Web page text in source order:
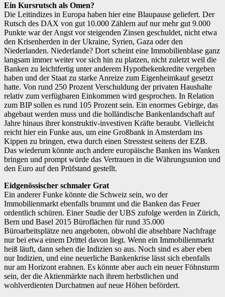
Ein Kursrutsch als Omen?
Die Leitindizes in Europa haben hier eine Blaupause geliefert. Der
Rutsch des DAX von gut 10.000 Zählern auf nur mehr gut 9.000
Punkte war der Angst vor steigenden Zinsen geschuldet, nicht etwa
den Krisenherden in der Ukraine, Syrien, Gaza oder den
Niederlanden. Niederlande? Dort scheint eine Immobilienblase ganz
langsam immer weiter vor sich hin zu platzen, nicht zuletzt weil die
Banken zu leichtfertig unter anderem Hypothekenkredite vergeben
haben und der Staat zu starke Anreize zum Eigenheimkauf gesetzt
hatte. Von rund 250 Prozent Verschuldung der privaten Haushalte
relativ zum verfügbaren Einkommen wird gesprochen. In Relation
zum BIP sollen es rund 105 Prozent sein. Ein enormes Gebirge, das
abgebaut werden muss und die holländische Bankenlandschaft auf
Jahre hinaus ihrer konstruktiv-investiven Kräfte beraubt. Vielleicht
reicht hier ein Funke aus, um eine Großbank in Amsterdam ins
Kippen zu bringen, etwa durch einen Stresstest seitens der EZB.
Das wiederum könnte auch andere europäische Banken ins Wanken
bringen und prompt würde das Vertrauen in die Währungsunion und
den Euro auf den Prüfstand gestellt.
Eidgenössischer schmaler Grat
Ein anderer Funke könnte die Schweiz sein, wo der
Immobilienmarkt ebenfalls brummt und die Banken das Feuer
ordentlich schüren. Einer Studie der UBS zufolge werden in Zürich,
Bern und Basel 2015 Büroflächen für rund 35.000
Büroarbeitsplätze neu angeboten, obwohl die absehbare Nachfrage
nur bei etwa einem Drittel davon liegt. Wenn ein Immobilienmarkt
heiß läuft, dann sehen die Indizien so aus. Noch sind es aber eben
nur Indizien, und eine neuerliche Bankenkrise lässt sich ebenfalls
nur am Horizont erahnen. Es könnte aber auch ein neuer Föhnsturm
sein, der die Aktienmärkte nach ihrem herbstlichen und
wohlverdienten Durchatmen auf neue Höhen befördert.